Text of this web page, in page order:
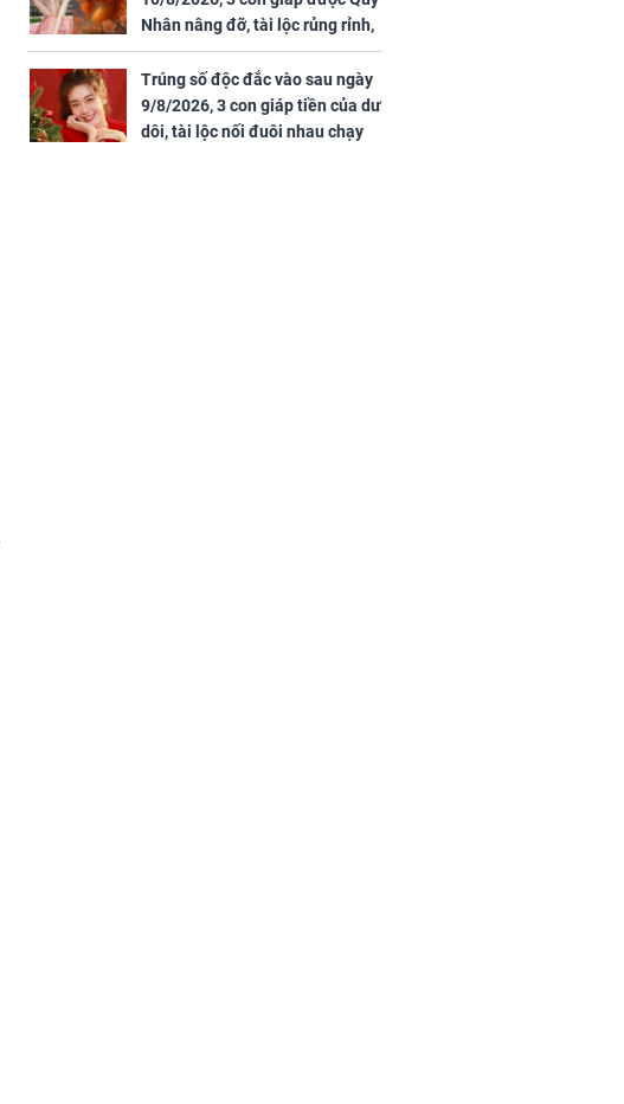
tỷ đồng
Nhân nâng đỡ, tài lộc rủng rỉnh,
yên tâm hưởng vinh hoa Phú
Quý
Trúng số độc đắc vào sau ngày
9/8/2026, 3 con giáp tiền của dư
dôi, tài lộc nối đuôi nhau chạy